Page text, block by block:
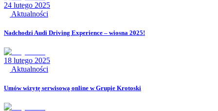
24 lutego 2025
Aktualności
Nadchodzi Audi Driving Experience – wiosna 2025!
18 lutego 2025
Aktualności
Umów wizytę serwisową online w Grupie Krotoski